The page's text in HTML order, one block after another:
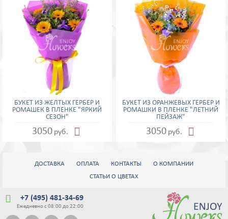
БУКЕТ ИЗ ЖЕЛТЫХ ГЕРБЕР И
РОМАШЕК В ПЛЕНКЕ "ЯРКИЙ
СЕЗОН"
3050 руб. 
БУКЕТ ИЗ ОРАНЖЕВЫХ ГЕРБЕР И
РОМАШКИ В ПЛЕНКЕ "ЛЕТНИЙ
ПЕЙЗАЖ"
3050 руб. 
ДОСТАВКА ОПЛАТА КОНТАКТЫ
О КОМПАНИИ
СТАТЬИ О ЦВЕТАХ
 +7 (495) 481-34-69
Ежедневно с 08:00 до 22:00